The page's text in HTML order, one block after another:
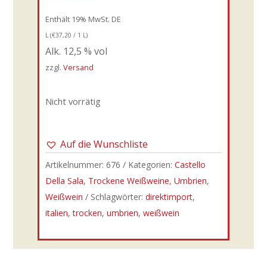
Enthält 19% MwSt. DE
L (€37,20 / 1 L)
Alk. 12,5 % vol
zzgl. Versand
Nicht vorrätig
Auf die Wunschliste
Artikelnummer: 676 Kategorien: Castello
Della Sala, Trockene Weißweine, Umbrien,
Weißwein
Schlagwörter: direktimport,
italien,trocken, umbrien, weißwein